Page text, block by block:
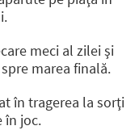
meci al zilei şi
marea finală.
în tragerea la sorţi
în joc.